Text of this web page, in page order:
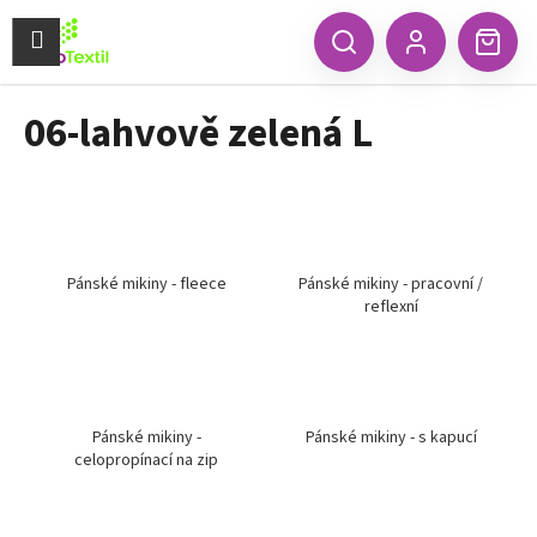
obsah
HledatPřihlášení
Menu
06-lahvově zelená L
Pánské mikiny - fleece
Pánské mikiny - pracovní /
reflexní
Pánské mikiny -
celopropínací na zip
Pánské mikiny - s kapucí
K
š Zpět
Zpět
C